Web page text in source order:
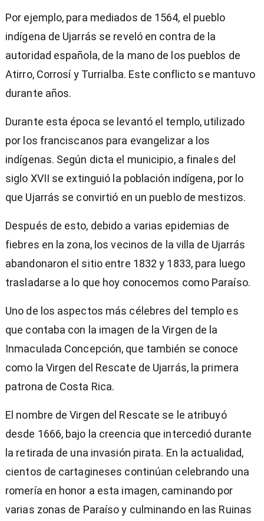
Por ejemplo, para mediados de 1564, el pueblo
indígena de Ujarrás se reveló en contra de la
autoridad española, de la mano de los pueblos de
Atirro, Corrosí y Turrialba. Este conflicto se mantuvo
durante años.
Durante esta época se levantó el templo, utilizado
por los franciscanos para evangelizar a los
indígenas. Según dicta el municipio, a finales del
siglo XVII se extinguió la población indígena, por lo
que Ujarrás se convirtió en un pueblo de mestizos.
Después de esto, debido a varias epidemias de
fiebres en la zona, los vecinos de la villa de Ujarrás
abandonaron el sitio entre 1832 y 1833, para luego
trasladarse a lo que hoy conocemos como Paraíso.
Uno de los aspectos más célebres del templo es
que contaba con la imagen de la Virgen de la
Inmaculada Concepción, que también se conoce
como la Virgen del Rescate de Ujarrás, la primera
patrona de Costa Rica.
El nombre de Virgen del Rescate se le atribuyó
desde 1666, bajo la creencia que intercedió durante
la retirada de una invasión pirata. En la actualidad,
cientos de cartagineses continúan celebrando una
romería en honor a esta imagen, caminando por
varias zonas de Paraíso y culminando en las Ruinas